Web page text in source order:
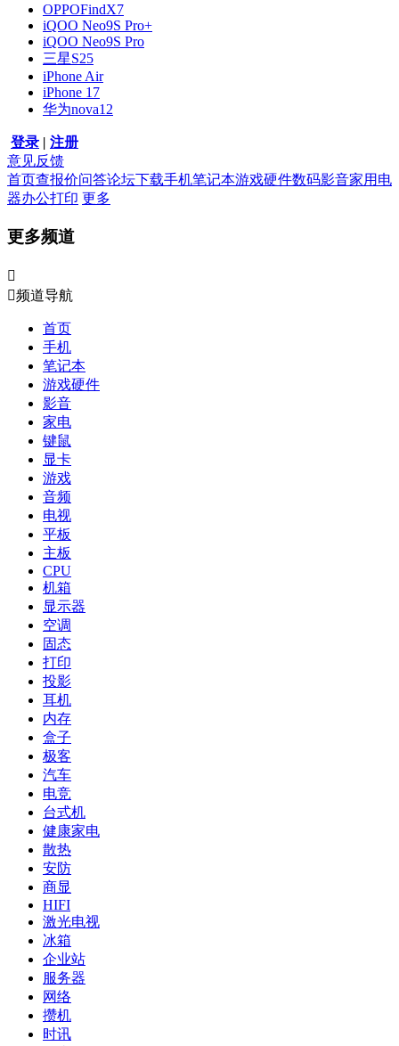
OPPOFindX7
iQOO Neo9S Pro+
iQOO Neo9S Pro
三星S25
iPhone Air
iPhone 17
华为nova12
登录 | 注册
意见反馈
首页查报价问答论坛下载手机笔记本游戏硬件数码影音家用电
器办公打印 更多
更多频道

频道导航
首页
手机
笔记本
游戏硬件
影音
家电
键鼠
显卡
游戏
音频
电视
平板
主板
CPU
机箱
显示器
空调
固态
打印
投影
耳机
内存
盒子
极客
汽车
电竞
台式机
健康家电
散热
安防
商显
HIFI
激光电视
冰箱
企业站
服务器
网络
攒机
时讯